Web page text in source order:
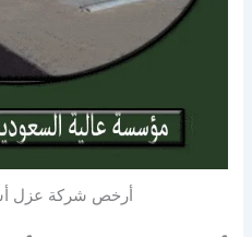
أرخص شركة عزل